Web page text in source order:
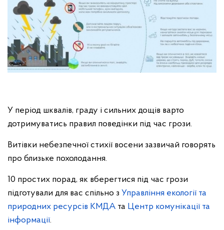
У період шквалів, граду і сильних дощів варто
дотримуватись правил поведінки під час грози.
Витівки небезпечної стихії восени зазвичай говорять
про близьке похолодання.
10 простих порад, як вберегтися під час грози
підготували для вас спільно з Управління екології та
природних ресурсів КМДА та Центр комунікації та
інформації.